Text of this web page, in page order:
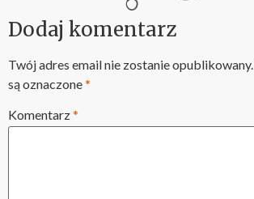
Dodaj komentarz
Twój adres email nie zostanie opublikowany.
są oznaczone*
Komentarz*